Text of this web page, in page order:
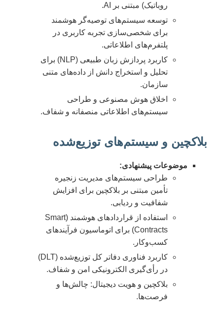
روباتیک) مبتنی بر AI.
توسعه سیستم‌های توصیه‌گر هوشمند
برای شخصی‌سازی تجربه کاربری در
پلتفرم‌های اطلاعاتی.
کاربرد پردازش زبان طبیعی (NLP) برای
تحلیل و استخراج دانش از داده‌های متنی
سازمان.
اخلاق هوش مصنوعی و طراحی
سیستم‌های اطلاعاتی منصفانه و شفاف.
بلاکچین و سیستم‌های توزیع‌شده
موضوعات پیشنهادی:
طراحی سیستم‌های مدیریت زنجیره
تأمین مبتنی بر بلاکچین برای افزایش
شفافیت و ردیابی.
استفاده از قراردادهای هوشمند (Smart
Contracts) برای اتوماسیون فرآیندهای
کسب‌وکار.
کاربرد فناوری دفاتر کل توزیع‌شده (DLT)
در رأی‌گیری الکترونیکی امن و شفاف.
بلاکچین و هویت دیجیتال: چالش‌ها و
فرصت‌ها.